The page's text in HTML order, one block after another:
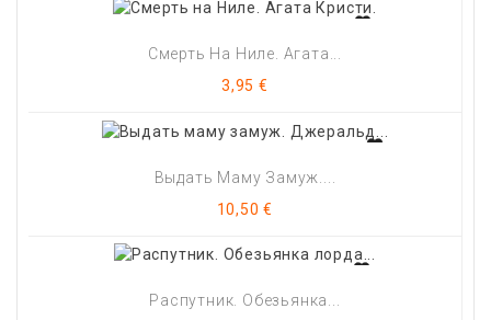
Смерть На Ниле. Агата...
Цена
3,95 €
Выдать Маму Замуж....
Цена
10,50 €
Распутник. Обезьянка...